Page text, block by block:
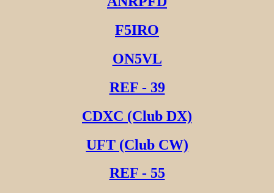
F5IRO
ON5VL
REF - 39
CDXC (Club DX)
UFT (Club CW)
REF - 55